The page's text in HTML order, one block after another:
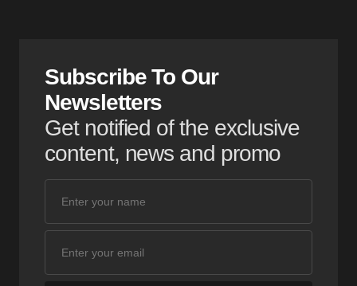
Subscribe To Our
Newsletters
Get notified of the exclusive
content, news and promo